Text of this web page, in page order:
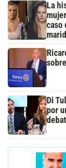
La
caso
Di
por